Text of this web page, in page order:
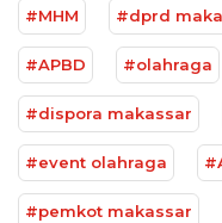
#MHM #dprd
#APBD #olahraga
#dispora makassar
#event olahraga
#pemkot makassar